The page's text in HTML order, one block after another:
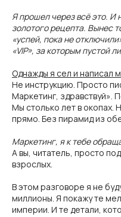
Я прошел через всё это. И
золотого рецепта. Вынес
«успей, пока не
«VIP», за которым пустой
Однажды я сел и написал
Не инструкцию. Просто
Маркетинг, здравствуй».
Мы столько лет в окопах.
прямо. Без пирамид из
Маркетинг, я к тебе
А вы, читатель, просто
взрослых.
В этом разговоре я не
миллионы. Я покажу те
империи. И те детали,